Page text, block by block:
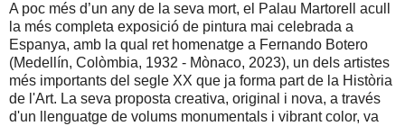
A poc més d’un any de la seva mort, el Palau Martorell acull
la més completa exposició de pintura mai celebrada a
Espanya, amb la qual ret homenatge a Fernando Botero
(Medellín, Colòmbia, 1932 - Mònaco, 2023), un dels artistes
més importants del segle XX que ja forma part de la Història
de l'Art. La seva proposta creativa, original i nova, a través
d'un llenguatge de volums monumentals i vibrant color, va